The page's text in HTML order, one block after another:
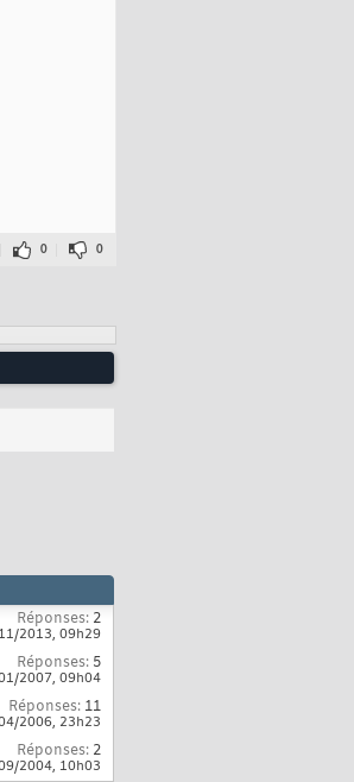
0 0
Réponses: 2
2013, 09h29
Réponses: 5
2007, 09h04
Réponses: 11
2006, 23h23
Réponses: 2
2004, 10h03